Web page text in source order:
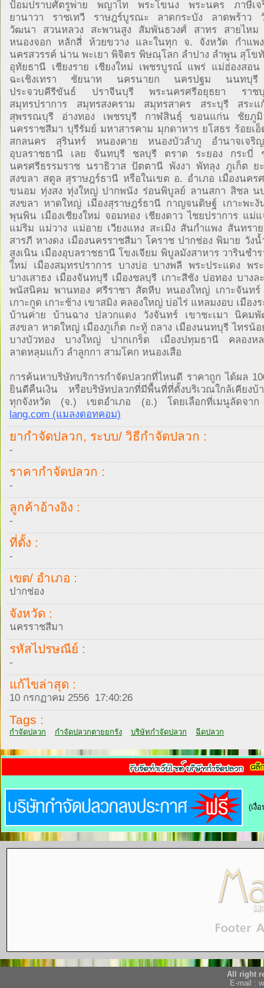
ป้อมปราบศัตรูพ่าย พญาไท พระโขนง พระนคร ภาษีเ
ยานาวา ราชเทวี ราษฎร์บูรณะ ลาดกระบัง ลาดพร้าว วั
วัฒนา สวนหลวง สะพานสูง สัมพันธวงศ์ สาทร สายไหม
หนองจอก หลักสี่ ห้วยขวาง และในทุก จ. จังหวัด กำแพ
นครสวรรค์ น่าน พะเยา พิจิตร พิษณุโลก ลำปาง ลำพูน สุโข
อุทัยธานี เชียงราย เชียงใหม่ เพชรบูรณ์ แพร่ แม่ฮ่องสอ
ฉะเชิงเทรา ชัยนาท นครนายก นครปฐม นนทบุ
ประจวบคีรีขันธ์ ปราจีนบุรี พระนครศรีอยุธยา รา
สมุทรปราการ สมุทรสงคราม สมุทรสาคร สระบุรี สระ
สุพรรณบุรี อ่างทอง เพชรบุรี กาฬสินธุ์ ขอนแก่น ชัยภู
นครราชสีมา บุรีรัมย์ มหาสารคาม มุกดาหาร ยโสธร ร้อยเอ็
สกลนคร สุรินทร์ หนองคาย หนองบัวลำภู อำนาจเจริ
อุบลราชธานี เลย จันทบุรี ชลบุรี ตราด ระยอง กระบี่
นครศรีธรรมราช นราธิวาส ปัตตานี พังงา พัทลุง ภูเก็ต ย
สงขลา สตูล สุราษฎร์ธานี หรือในเขต อ. อำเภอ เมืองนคร
ขนอม ทุ่งสง ทุ่งใหญ่ ปากพนัง ร่อนพิบูลย์ ลานสกา สิชล น
สงขลา หาดใหญ่ เมืองสุราษฎร์ธานี กาญจนดิษฐ์ เกาะพะงั
พุนพิน เมืองเชียงใหม่ จอมทอง เชียงดาว ไชยปราการ แม่
แม่ริม แม่วาง แม่อาย เวียงแหง สะเมิง สันกำแพง สันทรา
สารภี หางดง เมืองนครราชสีมา โคราช ปากช่อง พิมาย วังน้
สูงเนิน เมืองอุบลราชธานี โขงเจียม พิบูลมังสาหาร วารินชำ
ใหม่ เมืองสมุทรปราการ บางบ่อ บางพลี พระประแดง พร
บางเสาธง เมืองจันทบุรี เมืองชลบุรี เกาะสีชัง บ่อทอง บางล
พนัสนิคม พานทอง ศรีราชา สัตหีบ หนองใหญ่ เกาะจันทร์
เกาะกูด เกาะช้าง เขาสมิง คลองใหญ่ บ่อไร่ แหลมงอบ เมือง
บ้านค่าย บ้านฉาง ปลวกแดง วังจันทร์ เขาชะเมา นิคม
สงขลา หาดใหญ่ เมืองภูเก็ต กะทู้ ถลาง เมืองนนทบุรี ไทรน้อ
บางบัวทอง บางใหญ่ ปากเกร็ด เมืองปทุมธานี คลองห
ลาดหลุมแก้ว ลำลูกกา สามโคก หนองเสือ
การค้นหาบริษัทบริการกำจัดปลวกที่ไหนดี ราคาถูก ได้ผล
ยินดีคืนเงิน หรือบริษัทปลวกที่มีพื้นที่ที่ตั้งบริเวณใกล้เคียงบ้
ทุกจังหวัด (จ.) เขตอำเภอ (อ.) โดยเลือกที่เมนูลัดจ
lang.com (แมลงดอทคอม)
ยากำจัดปลวก, ระบบ/ วิธีกำจัดปลวก :
-
ราคากำจัดปลวก :
-
ลูกค้าอ้างอิง :
-
ที่ตั้ง :
-
เขต/ อำเภอ :
ปากช่อง
จังหวัด :
นครราชสีมา
รหัสไปรษณีย์ :
-
แก้ไขล่าสุด :
10 กรกฏาคม 2556 17:40:26
Tags :
กำจัดปลวก กำจัดปลวกตายยกรัง บริษัทกำจัดปลวก ฉีดปลวก
(เงื่
All right
E-mail :